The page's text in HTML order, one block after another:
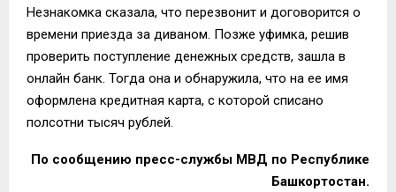
Незнакомка сказала, что перезвонит и договорится о
времени приезда за диваном. Позже уфимка, решив
проверить поступление денежных средств, зашла в
онлайн банк. Тогда она и обнаружила, что на ее имя
оформлена кредитная карта, с которой списано
полсотни тысяч рублей.
По сообщению пресс-службы МВД по Республике
Башкортостан.